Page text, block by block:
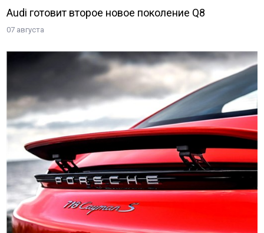
Audi готовит второе новое поколение Q8
07 августа